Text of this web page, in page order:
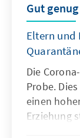
Gut
Eltern und
Die
Probe.
einen
Erziehung